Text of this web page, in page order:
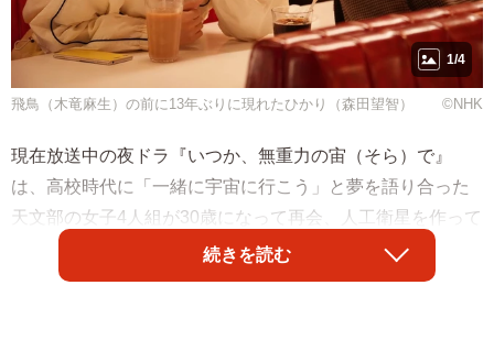
1/4
飛鳥（木竜麻生）の前に13年ぶりに現れたひかり（森田望智） ©️NHK
現在放送中の夜ドラ『いつか、無重力の宙（そら）で』
は、高校時代に「一緒に宇宙に行こう」と夢を語り合った
天文部の女子4人組が30歳になって再会、人工衛星を作って
「あの頃の夢」をもう一度追いかける物語だ。
続きを読む